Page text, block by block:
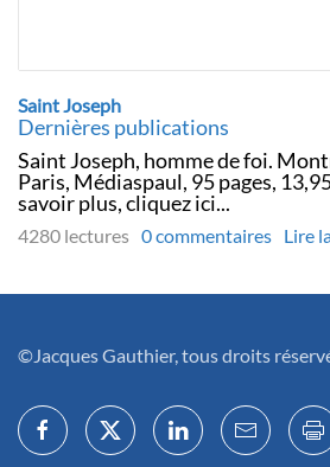
Saint Joseph
Dernières publications
Saint Joseph, homme de foi.
Paris, Médiaspaul, 95 pages,
savoir plus, cliquez ici...
4280 lectures 0 commentaires Lire
©Jacques Gauthier, tous droits